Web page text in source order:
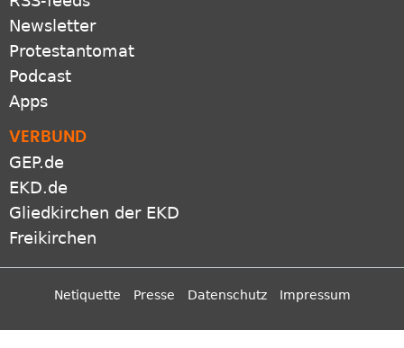
Newsletter
Protestantomat
Podcast
Apps
VERBUND
GEP.de
EKD.de
Gliedkirchen der EKD
Freikirchen
Netiquette Presse Datenschutz Impressum